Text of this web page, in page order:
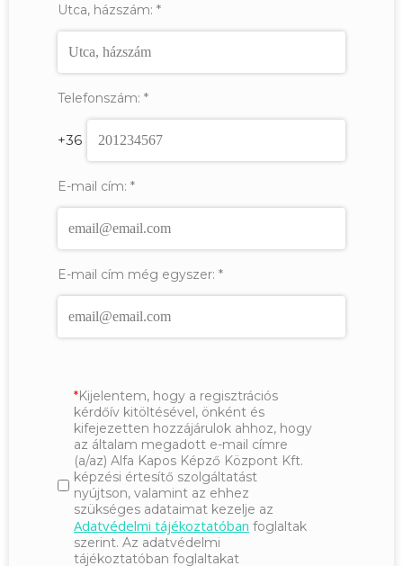
Utca, házszám: *
Telefonszám: *
+36
E-mail cím: *
E-mail cím még egyszer: *
Kijelentem, hogy a regisztrációs
kérdőív kitöltésével, önként és
kifejezetten hozzájárulok ahhoz, hogy
az általam megadott e-mail címre
(a/az) Alfa Kapos Képző Központ Kft.
képzési értesítő szolgáltatást
nyújtson, valamint az ehhez
szükséges adataimat kezelje az
Adatvédelmi tájékoztatóban foglaltak
szerint. Az adatvédelmi
tájékoztatóban foglaltakat